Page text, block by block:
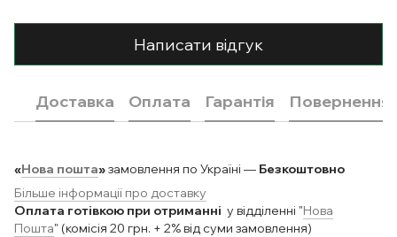
Написати відгук
Доставка Оплата Гарантія Повернення
«Нова пошта»замовлення по Україні — Безкоштовно
Більше інформації про доставку
Оплата готівкою при отриманні у відділенні "Нова
Пошта" (комісія 20 грн. + 2% від суми замовлення)